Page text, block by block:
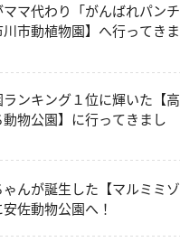
マ代わり「がんばれパンチ
川市動植物園】へ行ってきま
ンキング１位に輝いた【高
物公園】に行ってきまし
んが誕生した【マルミミゾ
佐動物公園へ！